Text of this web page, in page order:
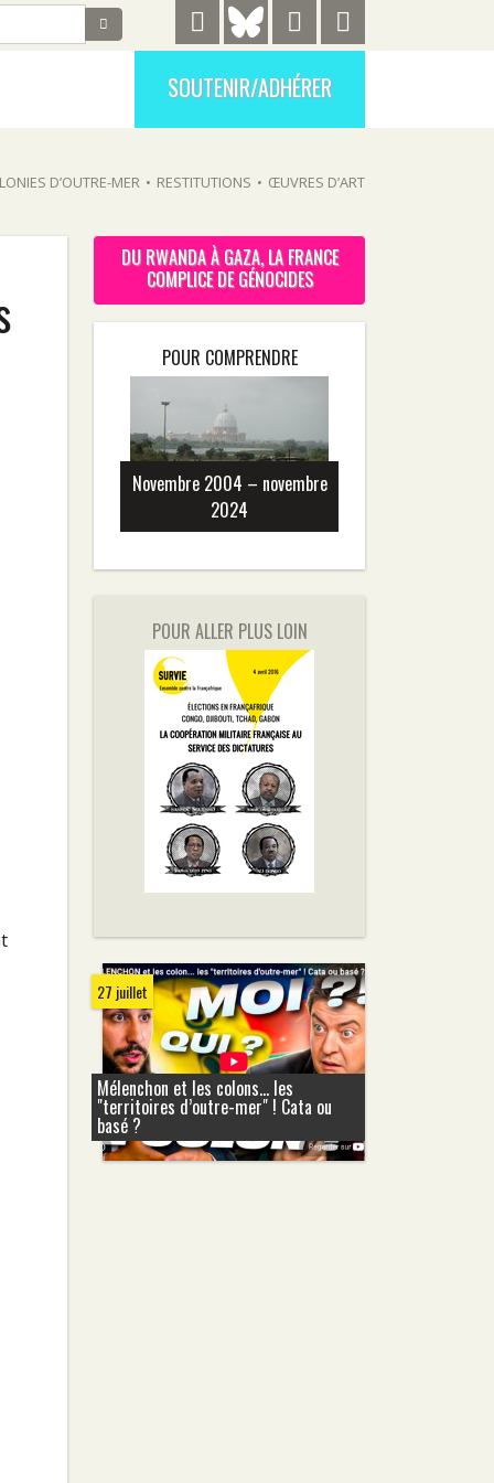
SOUTENIR/ADHÉRER
D’OUTRE-MER • RESTITUTIONS • ŒUVRES D’ART
DU RWANDA À GAZA, LA FRANCE
COMPLICE DE GÉNOCIDES
POUR COMPRENDRE
Novembre 2004 – novembre
2024
POUR ALLER PLUS LOIN
27 juillet
Mélenchon et les colons... les
"territoires d’outre-mer" ! Cata ou
basé ?